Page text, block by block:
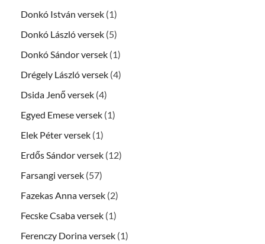
Donkó István versek (1)
Donkó László versek (5)
Donkó Sándor versek (1)
Drégely László versek (4)
Dsida Jenő versek (4)
Egyed Emese versek (1)
Elek Péter versek (1)
Erdős Sándor versek (12)
Farsangi versek (57)
Fazekas Anna versek (2)
Fecske Csaba versek (1)
Ferenczy Dorina versek (1)